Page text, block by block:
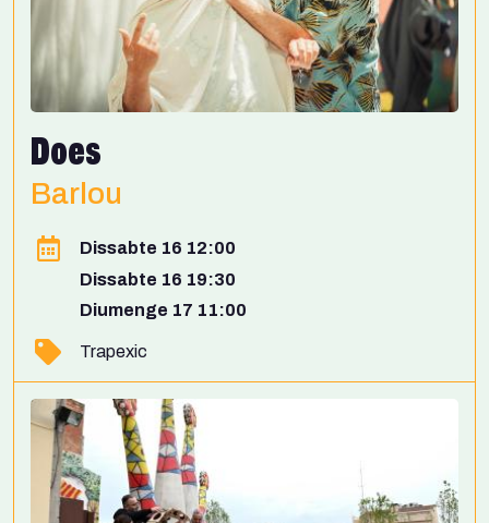
Does
Barlou
Dissabte 16 12:00
Dissabte 16 19:30
Diumenge 17 11:00
Trapexic